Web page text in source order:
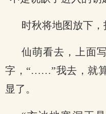
时秋将地图放下，
仙萌看去，上面
字，“……”我去，就
显了。